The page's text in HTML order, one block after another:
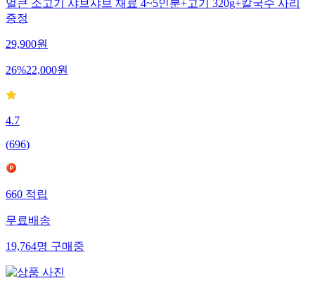
얼큰 소고기 샤브샤브 재료 4~5인분+고기 320g+칼국수 사리
증정
29,900원
26%22,000원
4.7
(696)
660 적립
무료배송
19,764명 구매중